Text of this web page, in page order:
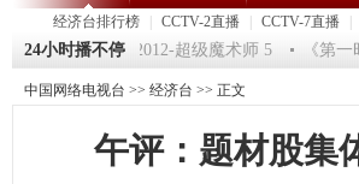
经济台排行榜 CCTV-2直播 CCTV-7直播
24小时播不停
祝福2012-超级魔术师 5 《第一时间
中国网络电视台 >> 经济台 >> 正文
午评：题材股集